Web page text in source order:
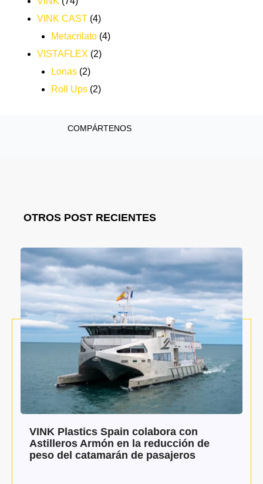
VINK CAST (4)
Metacrilato (4)
VISTAFLEX (2)
Lonas (2)
Roll Ups (2)
COMPÁRTENOS
OTROS POST RECIENTES
VINK Plastics Spain colabora con
Astilleros Armón en la reducción de
peso del catamarán de pasajeros